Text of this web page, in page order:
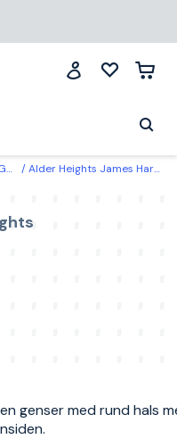
Alder Heights James Harvest Genser Gråmelert Gråmelert
genser med rund hals